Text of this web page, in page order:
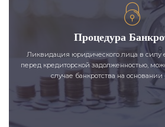
Процедура
Ликвидация юридического лица в силу
перед кредиторской задолженностью,
случае банкротства на